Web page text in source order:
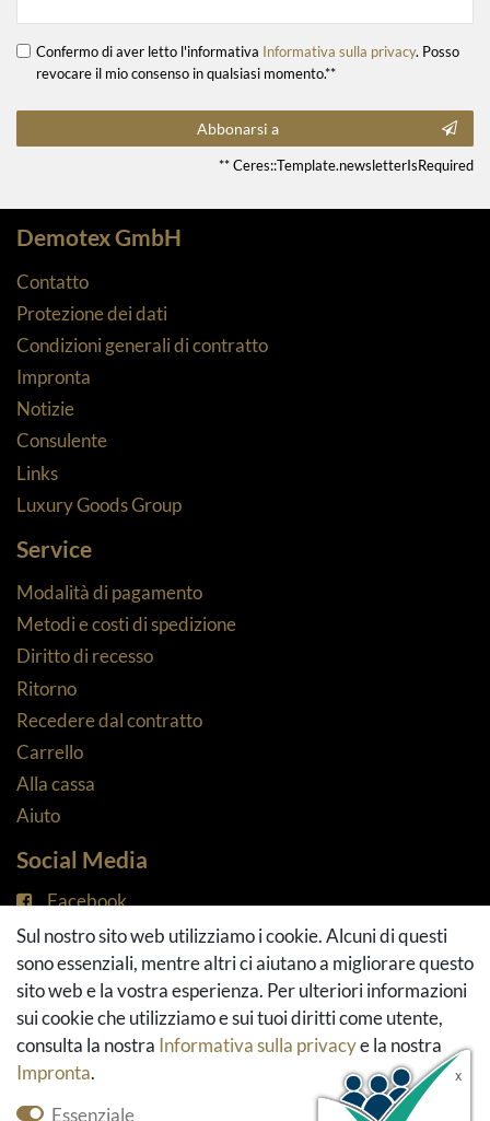
Confermo di aver letto l'informativa Informativa sulla privacy. Posso
revocare il mio consenso in qualsiasi momento.**
Abbonarsi a
** Ceres::Template.newsletterIsRequired
Demotex GmbH
Contatto
Protezione dei dati
Condizioni generali di contratto
Impronta
Notizie
Consulente
Links
Luxury Goods Group
Service
Modalità di pagamento
Metodi e costi di spedizione
Diritto di recesso
Ritorno
Recedere dal contratto
Carrello
Alla cassa
Aiuto
Social Media
Facebook
Instagram
Pinterest
Youtube
Houzz
Sul nostro sito web utilizziamo i cookie. Alcuni di questi
sono essenziali, mentre altri ci aiutano a migliorare questo
sito web e la vostra esperienza. Per ulteriori informazioni
sui cookie che utilizziamo e sui tuoi diritti come utente,
consulta la nostra Informativa sulla privacye la nostra
Impronta.
Essenziale